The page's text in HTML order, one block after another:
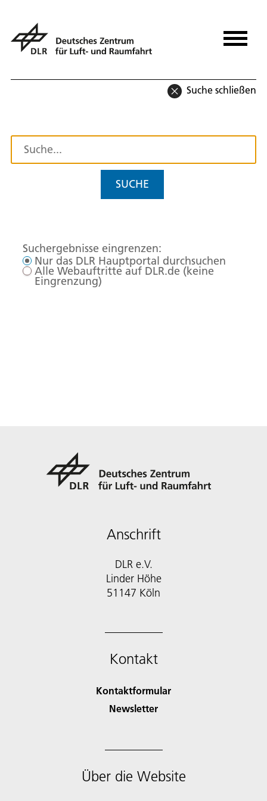
Suche schließen
SUCHE
Suchergebnisse eingrenzen:
Nur das DLR Hauptportal durchsuchen
Alle Webauftritte auf DLR.de (keine
Eingrenzung)
Anschrift
DLR e.V.
Linder Höhe
51147 Köln
Kontakt
Kontaktformular
Newsletter
Über die Website